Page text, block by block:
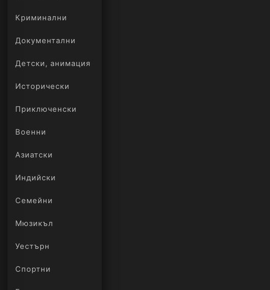
Криминални
Документални
Детски, анимация
Исторически
Приключенски
Военни
Азиатски
Индийски
Семейни
Мюзикъл
Уестърн
Спортни